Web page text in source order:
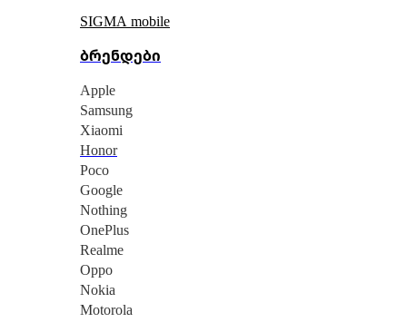
SIGMA mobile
ბრენდები
Apple
Samsung
Xiaomi
Honor
Poco
Google
Nothing
OnePlus
Realme
Oppo
Nokia
Motorola